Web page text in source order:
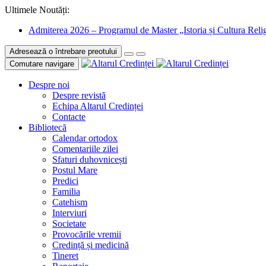
Ultimele Noutăți:
Admiterea 2026 – Programul de Master „Istoria și Cultura
Adresează o întrebare preotului
Comutare navigare
Despre noi
Despre revistă
Echipa Altarul Credinței
Contacte
Bibliotecă
Calendar ortodox
Comentariile zilei
Sfaturi duhovnicești
Postul Mare
Predici
Familia
Catehism
Interviuri
Societate
Provocările vremii
Credință și medicină
Tineret